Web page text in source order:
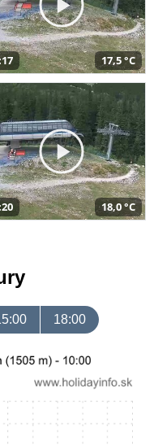
17,5 °C
18,0 °C
18:00